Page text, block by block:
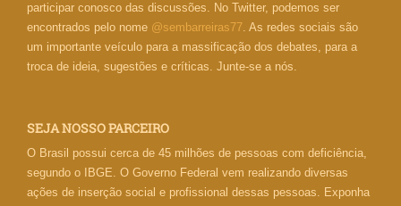
participar conosco das discussões. No Twitter, podemos ser
encontrados pelo nome @sembarreiras77. As redes sociais são
um importante veículo para a massificação dos debates, para a
troca de ideia, sugestões e críticas. Junte-se a nós.
SEJA NOSSO PARCEIRO
O Brasil possui cerca de 45 milhões de pessoas com deficiência,
segundo o IBGE. O Governo Federal vem realizando diversas
ações de inserção social e profissional dessas pessoas. Exponha